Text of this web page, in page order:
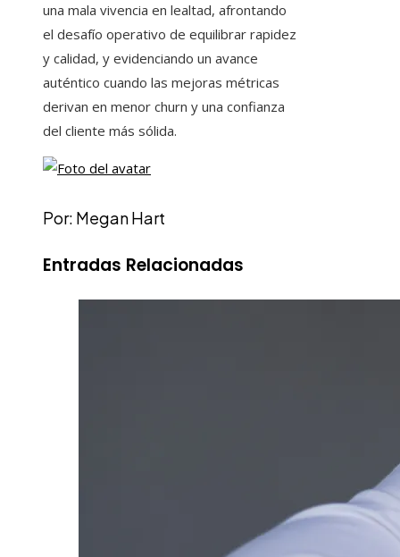
una mala vivencia en lealtad, afrontando
el desafío operativo de equilibrar rapidez
y calidad, y evidenciando un avance
auténtico cuando las mejoras métricas
derivan en menor churn y una confianza
del cliente más sólida.
Por: Megan Hart
Entradas Relacionadas